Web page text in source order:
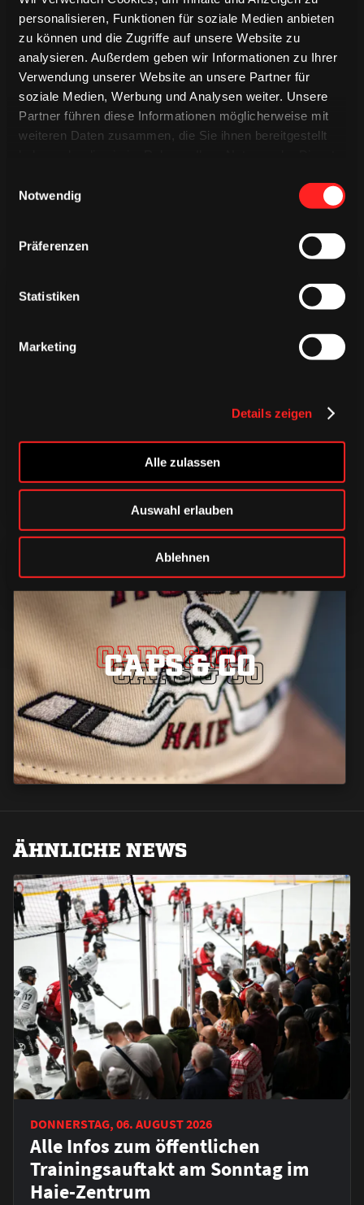
personalisieren, Funktionen für soziale Medien anbieten
zu können und die Zugriffe auf unsere Website zu
analysieren. Außerdem geben wir Informationen zu Ihrer
Verwendung unserer Website an unsere Partner für
soziale Medien, Werbung und Analysen weiter. Unsere
Partner führen diese Informationen möglicherweise mit
weiteren Daten zusammen, die Sie ihnen bereitgestellt
Notwendig
Präferenzen
Statistiken
Marketing
Details zeigen
Alle zulassen
Auswahl erlauben
Ablehnen
GREGOR MACLEOD
Saison 2023/2024
TRIKOTS
CAPS & CO
CAPS & CO
CAPS & CO
ÄHNLICHE NEWS
DONNERSTAG, 06. AUGUST 2026
Alle Infos zum öffentlichen
Trainingsauftakt am Sonntag im
Haie-Zentrum